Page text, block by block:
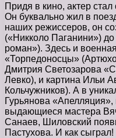
Придя в кино, актер
Он буквально жил в
наших режиссеров, он
(«Никколо Паганини»)
роман»). Здесь и
«Торпедоносцы»
Дмитрия Светозарова
Левко), и картина Ильи
Кольчужников). А в
Гурьянова «Апелляция»,
выдающиеся мастера
Санаев, Шиловский
Пастухова. И как сыграл!